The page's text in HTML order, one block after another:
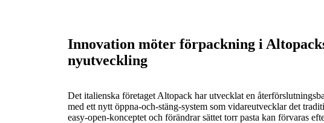
Innovation möter förpackning i
nyutveckling
Det italienska företaget Altopack har utvecklat en
med ett nytt öppna-och-stäng-system som vidareutvecklar det
easy-open-konceptet och förändrar sättet torr pasta kan förvaras